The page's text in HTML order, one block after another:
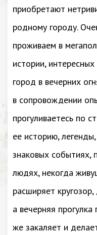
приобретают
родному городу.
проживаем в
истории,
город в вечерних
в сопровождении
прогуливаетесь по
ее историю,
знаковых событиях,
людях, некогда
расширяет
а вечерняя
же закаляет и